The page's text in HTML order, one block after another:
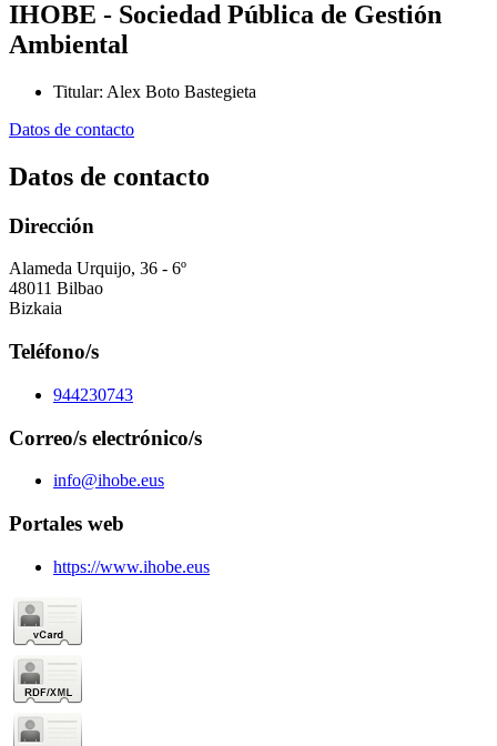
IHOBE - Sociedad Pública de Gestión
Ambiental
Titular: Alex Boto Bastegieta
Datos de contacto
Datos de contacto
Dirección
Alameda Urquijo, 36 - 6º
48011 Bilbao
Bizkaia
Teléfono/s
944230743
Correo/s electrónico/s
info@ihobe.eus
Portales web
https://www.ihobe.eus